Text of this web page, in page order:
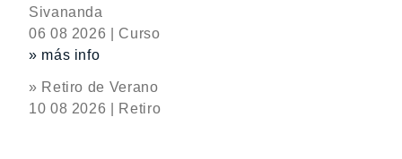
Sivananda
06 08 2026 | Curso
» más info
» Retiro de Verano
10 08 2026 | Retiro